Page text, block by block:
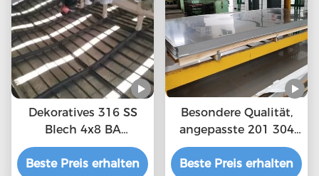
Dekoratives 316 SS
Blech 4x8 BA
Endeschnitt 1000mm
Breite zurecht
Beste Preis erhalten
Besondere Qualität,
angepasste 201 304
316 Edelstahlbleche
Beste Preis erhalten